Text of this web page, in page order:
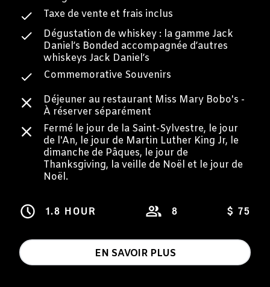
Taxe de vente et frais inclus
Dégustation de whiskey : la gamme Jack
Daniel’s Bonded accompagnée d’autres
whiskeys Jack Daniel’s
Commemorative Souvenirs
Déjeuner au restaurant Miss Mary Bobo's -
À réserver séparément
Fermé le jour de la Saint-Sylvestre, le jour
de l'An, le jour de Martin Luther King Jr, le
dimanche de Pâques, le jour de
Thanksgiving, la veille de Noël et le jour de
Noël.
1.8 HOUR 8 $ 75
EN SAVOIR PLUS